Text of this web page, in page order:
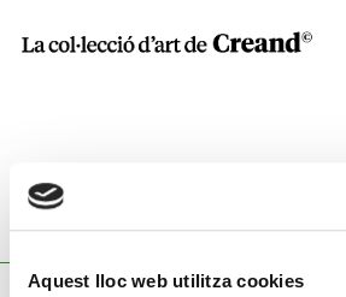
Aquest lloc web utilitza cookies
Menú
WORKSHOP:
ENCUNYAT PER VALENT,
EMPERADOR ROMÀ.